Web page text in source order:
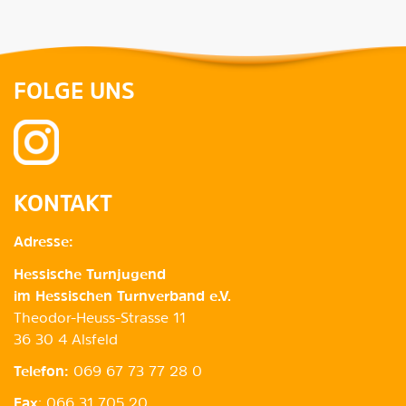
FOLGE UNS
KONTAKT
Adresse:
Hessische Turnjugend
im Hessischen Turnverband e.V.
Theodor-Heuss-Strasse 11
36 30 4 Alsfeld
Telefon: 069 67 73 77 28 0